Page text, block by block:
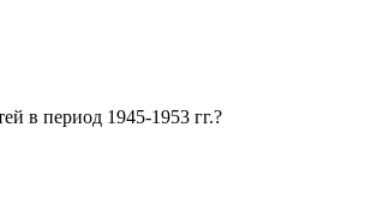
в период 1945-1953 гг.?